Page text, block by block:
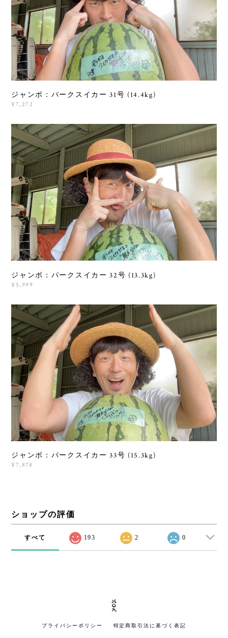
ジャンボ：パークスイカー 31号 (14.4kg)
¥7,272
ジャンボ：パークスイカー 32号 (13.3kg)
¥5,999
ジャンボ：パークスイカー 33号 (15.3kg)
¥7,878
ショップの評価
すべて 193 2 0
プライバシーポリシー 特定商取引法に基づく表記